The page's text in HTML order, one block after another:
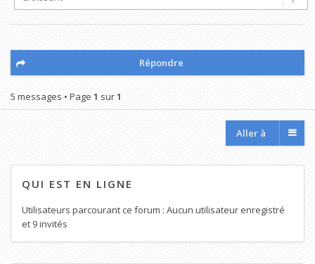
Répondre
5 messages • Page 1 sur1
Aller à
QUI EST EN LIGNE
Utilisateurs parcourant ce forum : Aucun utilisateur enregistré
et 9 invités